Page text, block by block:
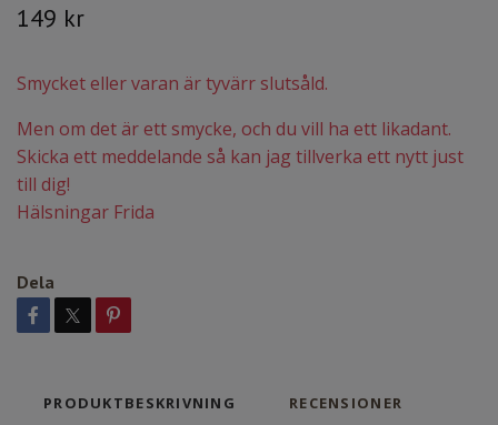
149 kr
Smycket eller varan är tyvärr slutsåld.
Men om det är ett smycke, och du vill ha ett likadant.
Skicka ett meddelande så kan jag tillverka ett nytt just
till dig!
Hälsningar Frida
Dela
PRODUKTBESKRIVNING RECENSIONER